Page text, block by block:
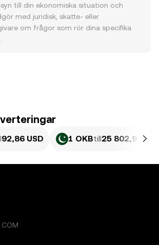
till din ekonomiska situation och
med juridisk, skatte- eller
om frågor som rör dina specifika
92,86 USD 1 OKBtill25 802,97